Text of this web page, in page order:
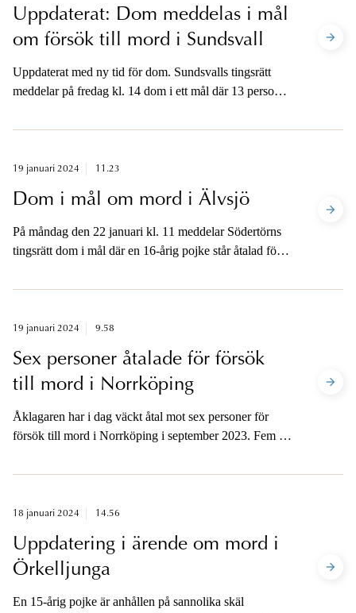
Uppdaterat: Dom meddelas i mål
om försök till mord i Sundsvall
Uppdaterat med ny tid för dom. Sundsvalls tingsrätt
meddelar på fredag kl. 14 dom i ett mål där 13 personer
förberedelse till mord, synnerligen grov misshandel,
Åklagaren är tillgänglig för media efter att dom
19 januari 2024 11.23
Dom i mål om mord i Älvsjö
På måndag den 22 januari kl. 11 meddelar Södertörns
tingsrätt dom i mål där en 16-årig pojke står åtalad för
juni 2023. Åklagaren är tillgänglig för media när dom
19 januari 2024 9.58
Sex personer åtalade för försök
till mord i Norrköping
Åklagaren har i dag väckt åtal mot sex personer för
försök till mord i Norrköping i september 2023. Fem av
är kvinnor, fyra är män. De är mellan 19 och 48 år
dag.
18 januari 2024 14.56
Uppdatering i ärende om mord i
Örkelljunga
En 15-årig pojke är anhållen på sannolika skäl